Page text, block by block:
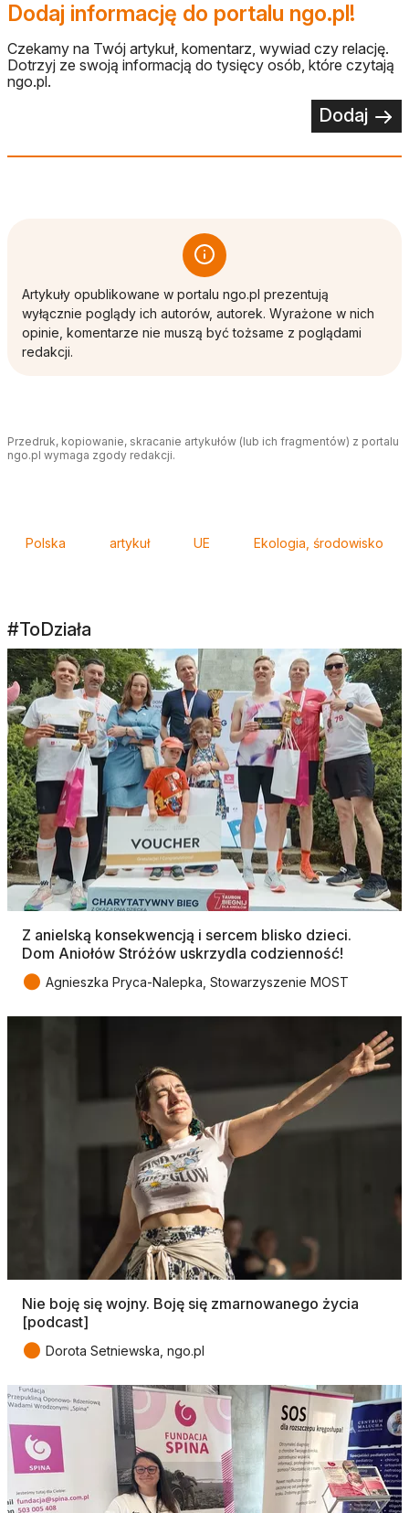
Dodaj informację do portalu ngo.pl!
Czekamy na Twój artykuł, komentarz, wywiad czy relację.
Dotrzyj ze swoją informacją do tysięcy osób, które czytają
ngo.pl.
Dodaj
Artykuły opublikowane w portalu ngo.pl prezentują
wyłącznie poglądy ich autorów, autorek. Wyrażone w nich
opinie, komentarze nie muszą być tożsame z poglądami
redakcji.
Przedruk, kopiowanie, skracanie artykułów (lub ich fragmentów) z portalu
ngo.pl wymaga zgody redakcji.
Polska artykuł UE Ekologia, środowisko
#ToDziała
Z anielską konsekwencją i sercem blisko dzieci.
Dom Aniołów Stróżów uskrzydla codzienność!
● Agnieszka Pryca-Nalepka, Stowarzyszenie MOST
Nie boję się wojny. Boję się zmarnowanego życia
[podcast]
● Dorota Setniewska, ngo.pl